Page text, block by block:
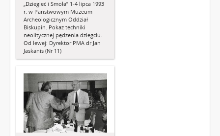
„Dziegieć i Smoła” 1-4 lipca 1993
r. w Państwowym Muzeum
Archeologicznym Oddział
Biskupin. Pokaz techniki
neolitycznej pędzenia dziegciu.
Od lewej: Dyrektor PMA dr Jan
Jaskanis (Nr 11)